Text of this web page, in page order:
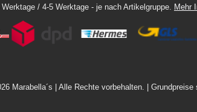
/ 4-5 Werktage - je nach Artikelgruppe. Mehr
Marabella´s | Alle Rechte vorbehalten. | Grundpreise